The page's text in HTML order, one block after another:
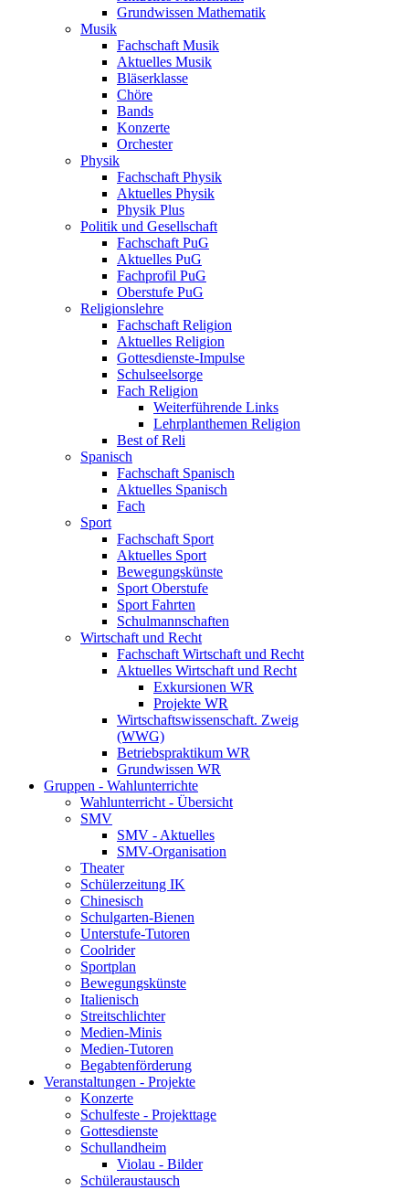
Grundwissen Mathematik
Musik
Fachschaft Musik
Aktuelles Musik
Bläserklasse
Chöre
Bands
Konzerte
Orchester
Physik
Fachschaft Physik
Aktuelles Physik
Physik Plus
Politik und Gesellschaft
Fachschaft PuG
Aktuelles PuG
Fachprofil PuG
Oberstufe PuG
Religionslehre
Fachschaft Religion
Aktuelles Religion
Gottesdienste-Impulse
Schulseelsorge
Fach Religion
Weiterführende Links
Lehrplanthemen Religion
Best of Reli
Spanisch
Fachschaft Spanisch
Aktuelles Spanisch
Fach
Sport
Fachschaft Sport
Aktuelles Sport
Bewegungskünste
Sport Oberstufe
Sport Fahrten
Schulmannschaften
Wirtschaft und Recht
Fachschaft Wirtschaft und Recht
Aktuelles Wirtschaft und Recht
Exkursionen WR
Projekte WR
Wirtschaftswissenschaft. Zweig
(WWG)
Betriebspraktikum WR
Grundwissen WR
Gruppen - Wahlunterrichte
Wahlunterricht - Übersicht
SMV
SMV - Aktuelles
SMV-Organisation
Theater
Schülerzeitung IK
Chinesisch
Schulgarten-Bienen
Unterstufe-Tutoren
Coolrider
Sportplan
Bewegungskünste
Italienisch
Streitschlichter
Medien-Minis
Medien-Tutoren
Begabtenförderung
Veranstaltungen - Projekte
Konzerte
Schulfeste - Projekttage
Gottesdienste
Schullandheim
Violau - Bilder
Schüleraustausch